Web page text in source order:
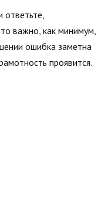
важно, как минимум,
ошибка заметна
проявится.